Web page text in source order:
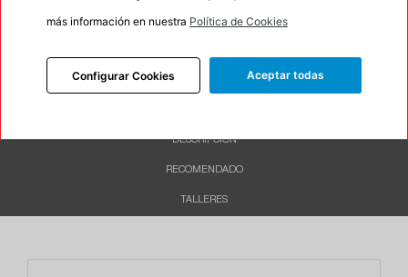
Etiqueta energética Información Eprel
DESCRIPCIÓN
RECOMENDADO
TALLERES
más información en nuestra Política de Cookies
Configurar Cookies Aceptar todas